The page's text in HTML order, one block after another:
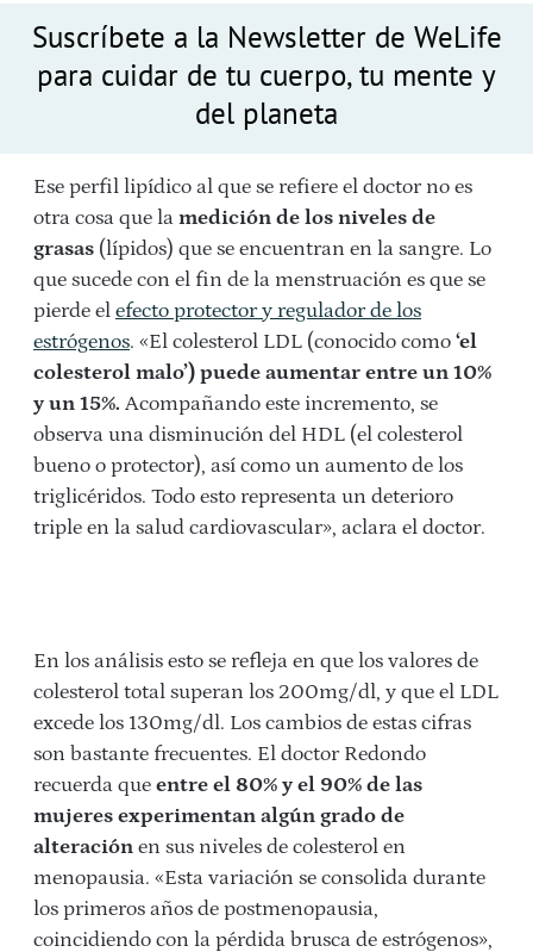
Suscríbete a la Newsletter de WeLife
para cuidar de tu cuerpo, tu mente y
del planeta
Ese perfil lipídico al que se refiere el doctor no es
otra cosa que la medición de los niveles de
grasas (lípidos) que se encuentran en la sangre. Lo
que sucede con el fin de la menstruación es que se
pierde el efecto protector y regulador de los
estrógenos. «El colesterol LDL (conocido como ‘el
colesterol malo’) puede aumentar entre un 10%
y un 15%. Acompañando este incremento, se
observa una disminución del HDL (el colesterol
bueno o protector), así como un aumento de los
triglicéridos. Todo esto representa un deterioro
triple en la salud cardiovascular», aclara el doctor.
En los análisis esto se refleja en que los valores de
colesterol total superan los 200mg/dl, y que el LDL
excede los 130mg/dl. Los cambios de estas cifras
son bastante frecuentes. El doctor Redondo
recuerda que entre el 80% y el 90% de las
mujeres experimentan algún grado de
alteración en sus niveles de colesterol en
menopausia. «Esta variación se consolida durante
los primeros años de postmenopausia,
coincidiendo con la pérdida brusca de estrógenos»,